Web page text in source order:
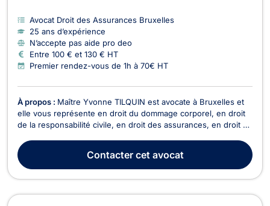
Avocat Droit des Assurances Bruxelles
25 ans d’expérience
N’accepte pas aide pro deo
Entre 100 € et 130 € HT
Premier rendez-vous de 1h à 70€ HT
À propos : Maître Yvonne TILQUIN est avocate à Bruxelles et
elle vous représente en droit du dommage corporel, en droit
de la responsabilité civile, en droit des assurances, en droit du
exerce en droit du dommage corporel en cas de blessures ou
préjudices subis si vous avez ét...
Contactercet avocat